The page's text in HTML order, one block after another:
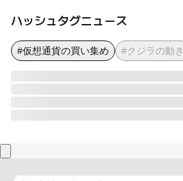
ハッシュタグニュース
#仮想通貨の買い集め #クジラの動き